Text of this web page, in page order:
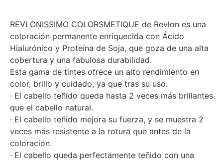
REVLONISSIMO COLORSMETIQUE de Revlon es una
coloración permanente enriquecida con Ácido
Hialurónico y Proteína de Soja, que goza de una alta
cobertura y una fabulosa durabilidad.
Esta gama de tintes ofrece un alto rendimiento en
color, brillo y cuidado, ya que tras su uso:
· El cabello teñido queda hasta 2 veces más brillantes
que el cabello natural.
· El cabello teñido mejora su fuerza, y se muestra 2
veces más resistente a la rotura que antes de la
coloración.
· El cabello queda perfectamente teñido con una